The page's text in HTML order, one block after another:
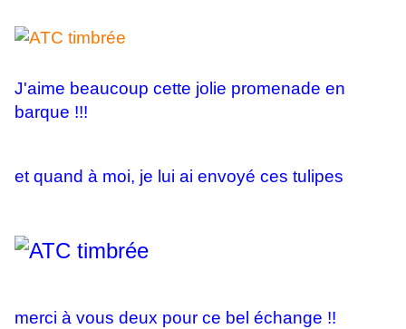
J'aime beaucoup cette jolie promenade en
barque !!!
et quand à moi, je lui ai envoyé ces tulipes
merci à vous deux pour ce bel échange !!